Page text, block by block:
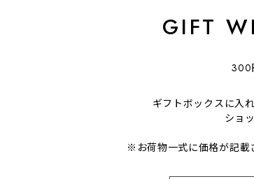
GIFT
300
ギフトボックスに入
ショ
※お荷物一式に価格が記載